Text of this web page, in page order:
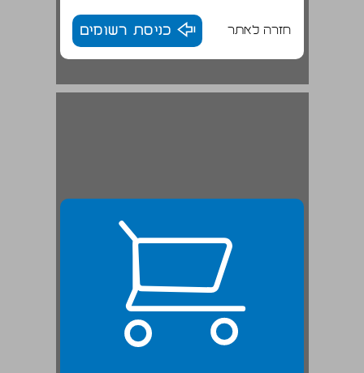
חזרה לאתר כניסת רשומים